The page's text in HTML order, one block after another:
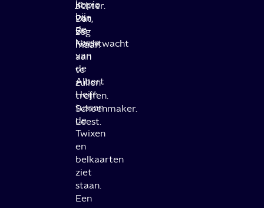
je
bij
de
kassa
van
de
Albert
Heijn
tussen
de
Twixen
en
belkaarten
ziet
staan.
Een
achter.
Dat,
zeg
maar.
kopie
van
De
Nachtwacht
aan
te
zullen
treffen.
Schoenmaker.
Leest.